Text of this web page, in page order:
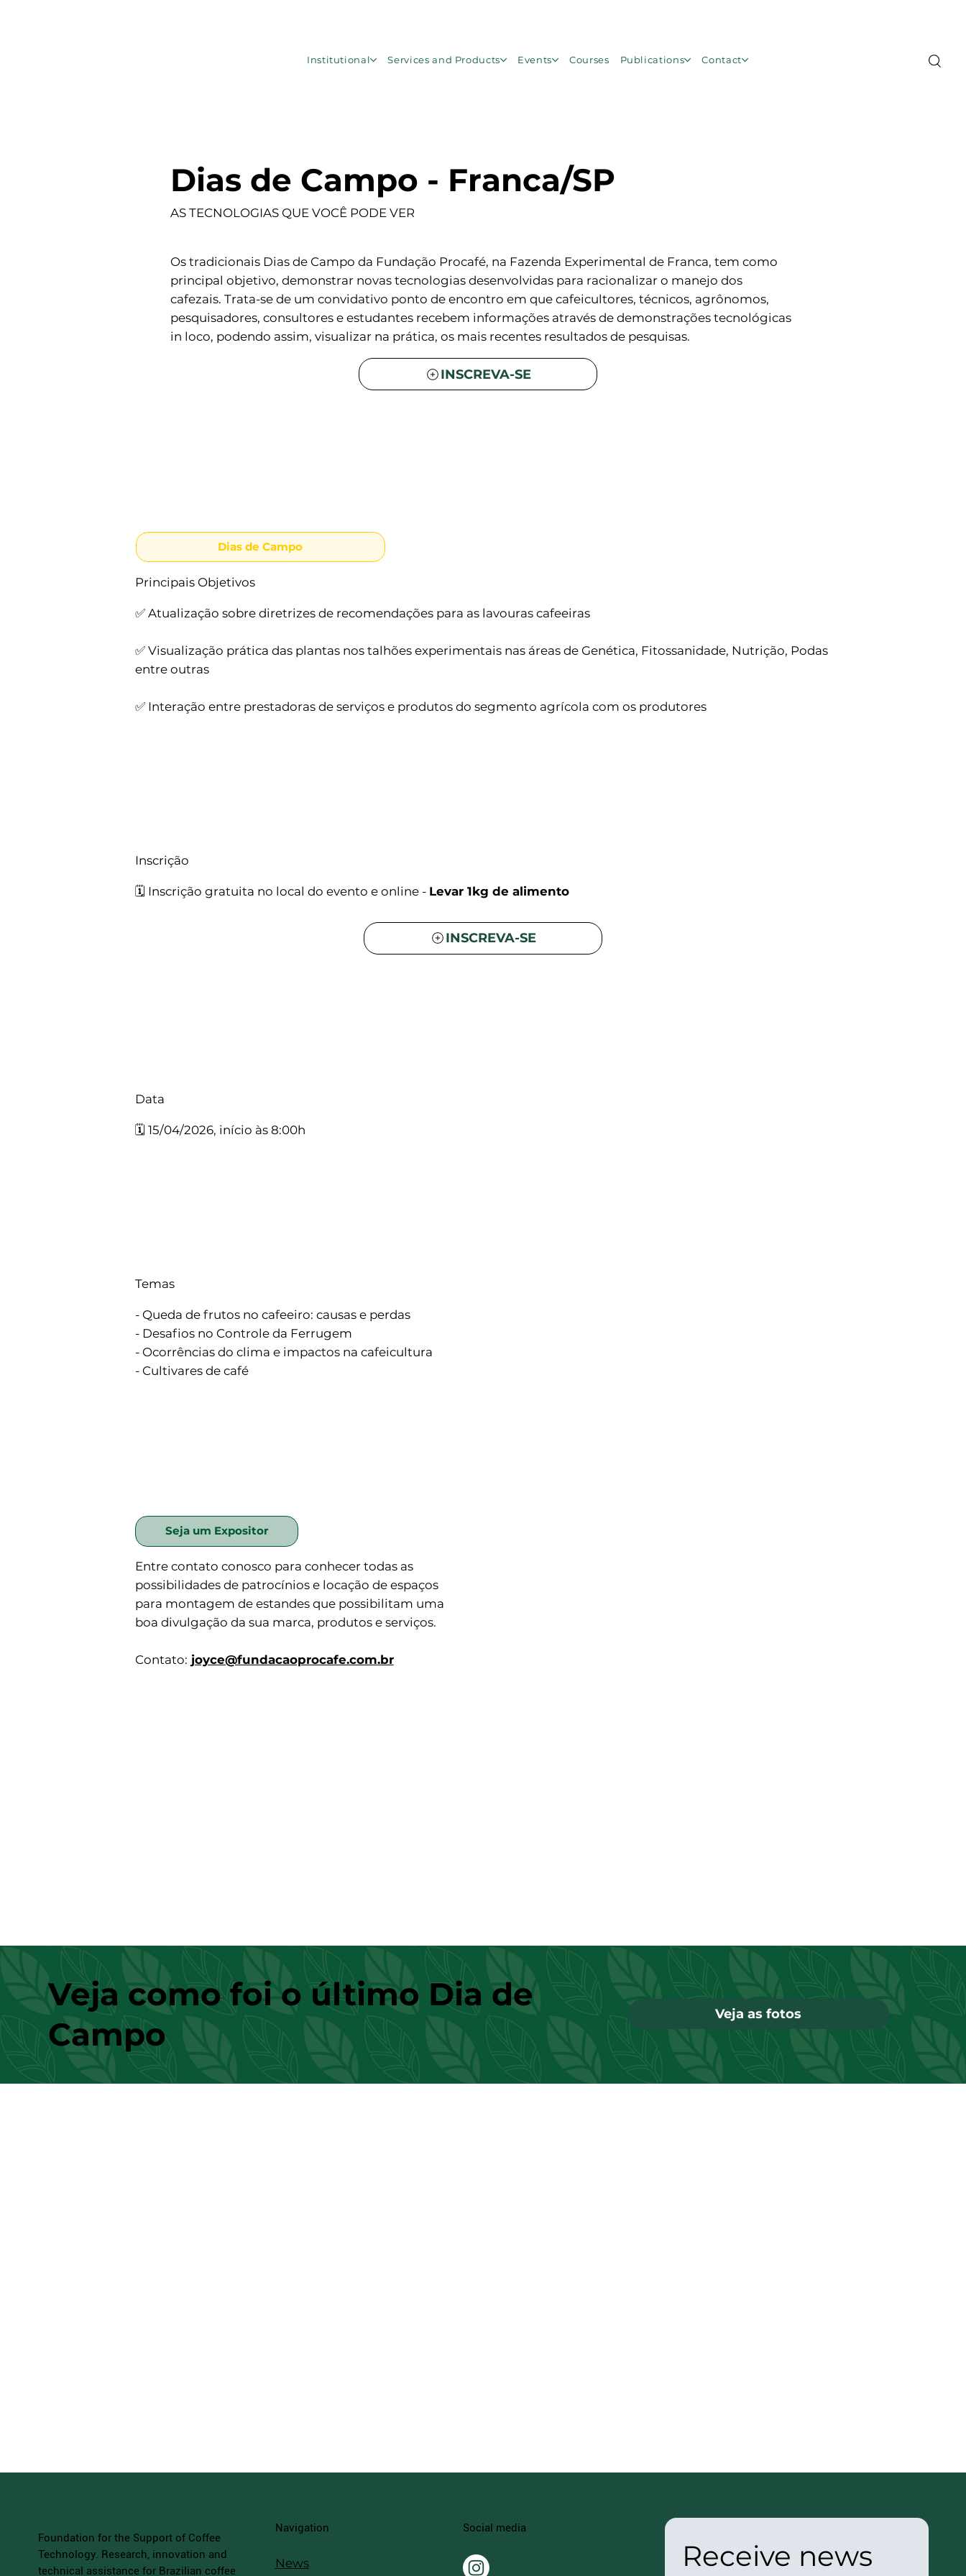
Institutional Services and Products Events Courses Publications Contact
Dias de Campo - Franca/SP
AS TECNOLOGIAS QUE VOCÊ PODE VER
Os tradicionais Dias de Campo da Fundação Procafé, na Fazenda Experimental de Franca, tem como
principal objetivo, demonstrar novas tecnologias desenvolvidas para racionalizar o manejo dos
cafezais. Trata-se de um convidativo ponto de encontro em que cafeicultores, técnicos, agrônomos,
pesquisadores, consultores e estudantes recebem informações através de demonstrações tecnológicas
in loco, podendo assim, visualizar na prática, os mais recentes resultados de pesquisas.
INSCREVA-SE
Dias de Campo
Principais Objetivos
✅ Atualização sobre diretrizes de recomendações para as lavouras cafeeiras
✅ Visualização prática das plantas nos talhões experimentais nas áreas de Genética, Fitossanidade, Nutrição, Podas
entre outras
✅ Interação entre prestadoras de serviços e produtos do segmento agrícola com os produtores
Inscrição
🗓️ Inscrição gratuita no local do evento e online - Levar 1kg de alimento
INSCREVA-SE
Data
🗓️ 15/04/2026, início às 8:00h
Temas
- Queda de frutos no cafeeiro: causas e perdas
- Desafios no Controle da Ferrugem
- Ocorrências do clima e impactos na cafeicultura
- Cultivares de café
Seja um Expositor
Entre contato conosco para conhecer todas as
possibilidades de patrocínios e locação de espaços
para montagem de estandes que possibilitam uma
boa divulgação da sua marca, produtos e serviços.
Contato: joyce@fundacaoprocafe.com.br
Veja como foi o último Dia de
Campo
Veja as fotos
Foundation for the Support of Coffee
Technology. Research, innovation and
technical assistance for Brazilian coffee
Navigation
News
Social media
Receive news